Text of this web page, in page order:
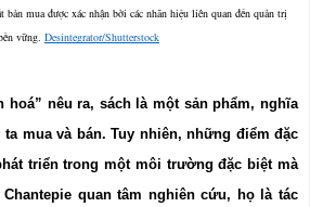
bản mua được xác nhận bởi các nhãn hiệu liên quan đến quản trị
vững. Desintegrator/Shutterstock
hoá” nêu ra, sách là một sản phẩm, nghĩa
mua và bán. Tuy nhiên, những điểm đặc
triển trong một môi trường đặc biệt mà
Chantepie quan tâm nghiên cứu, họ là tác